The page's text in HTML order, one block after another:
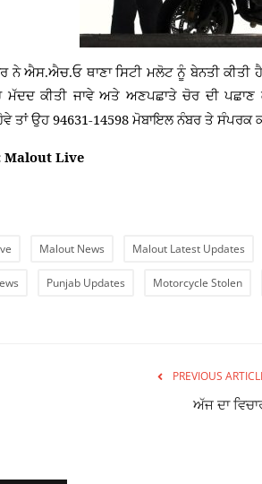
ਨੇ ਐਸ.ਐਚ.ਓ ਥਾਣਾ ਸਿਟੀ ਮਲੋਟ ਨੂੰ ਬੇਨਤੀ ਕੀਤੀ
ਮੱਦਦ ਕੀਤੀ ਜਾਵੇ ਅਤੇ ਅਣਪਛਾਤੇ ਚੋਰ ਦੀ
ਤਾਂ ਉਹ94631-14598 ਮੋਬਾਇਲ ਨੰਬਰ ਤੇ ਸੰਪਰਕ
Malout Live
Malout News Malout Latest Updates
Punjab Updates Motorcycle Stolen
PREVIOUS
ਅੱਜ ਦਾ